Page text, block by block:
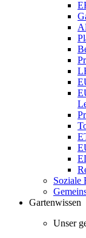
Soziale
Gartenwissen
Unser